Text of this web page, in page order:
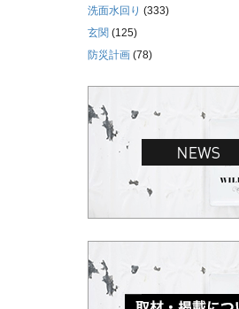
洗面水回り (333)
玄関 (125)
防災計画 (78)